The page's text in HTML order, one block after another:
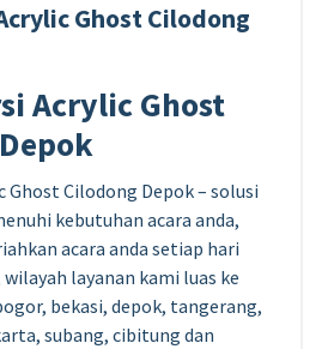
Ghost Cilodong
Acrylic Ghost
Ghost Cilodong Depok – solusi
kebutuhan acara anda,
acara anda setiap hari
layanan kami luas ke
bekasi, depok, tangerang,
subang, cibitung dan